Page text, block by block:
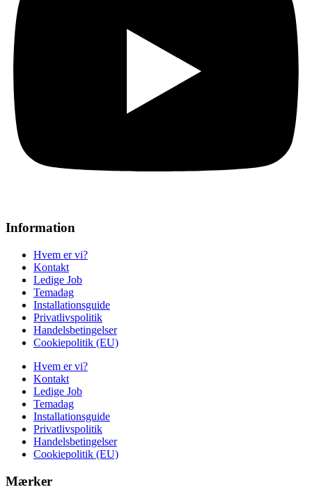
Information
Hvem er vi?
Kontakt
Ledige Job
Temadag
Installationsguide
Privatlivspolitik
Handelsbetingelser
Cookiepolitik (EU)
Hvem er vi?
Kontakt
Ledige Job
Temadag
Installationsguide
Privatlivspolitik
Handelsbetingelser
Cookiepolitik (EU)
Mærker